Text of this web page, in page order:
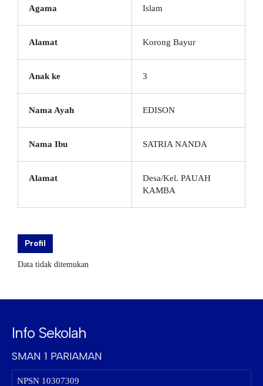
Agama Islam
Alamat Korong Bayur
Anak ke 3
Nama Ayah EDISON
Nama Ibu SATRIA NANDA
Alamat
Desa/Kel. PAUAH
KAMBA
Profil
Data tidak ditemukan
Info Sekolah
SMAN 1 PARIAMAN
NPSN 10307309